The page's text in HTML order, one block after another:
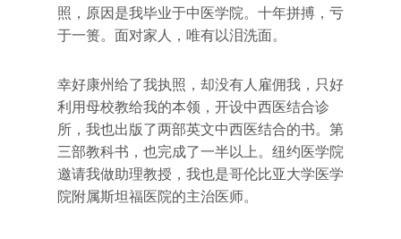
照，原因是我毕业于中医学院。十年拼搏，亏
于一篑。面对家人，唯有以泪洗面。
幸好康州给了我执照，却没有人雇佣我，只好
利用母校教给我的本领，开设中西医结合诊
所，我也出版了两部英文中西医结合的书。第
三部教科书，也完成了一半以上。纽约医学院
邀请我做助理教授，我也是哥伦比亚大学医学
院附属斯坦福医院的主治医师。